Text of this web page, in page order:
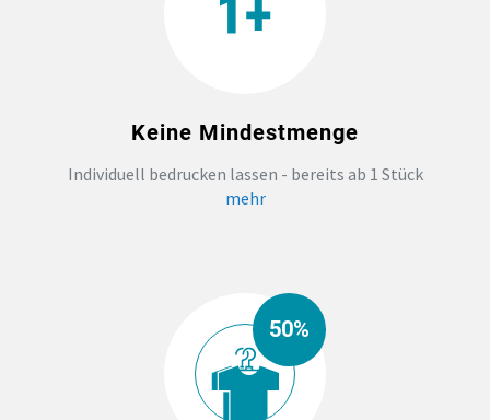
Keine Mindestmenge
Individuell bedrucken lassen - bereits ab 1 Stück
mehr
50%